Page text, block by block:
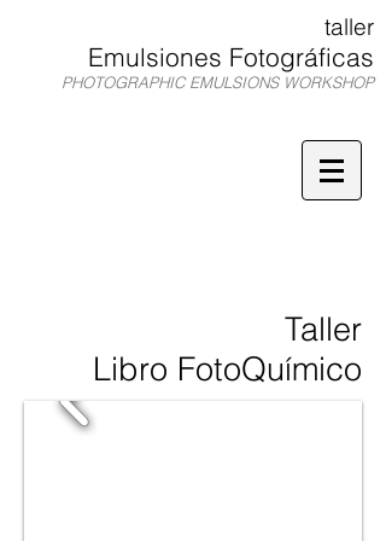
taller
Emulsiones Fotográficas
PHOTOGRAPHIC EMULSIONS WORKSHOP
Taller
Libro FotoQuímico